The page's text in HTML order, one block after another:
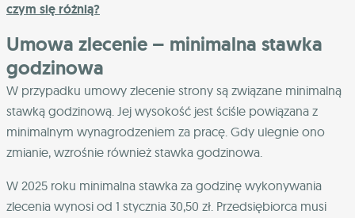
czym się różnią?
Umowa zlecenie – minimalna stawka
godzinowa
W przypadku umowy zlecenie strony są związane minimalną
stawką godzinową. Jej wysokość jest ściśle powiązana z
minimalnym wynagrodzeniem za pracę. Gdy ulegnie ono
zmianie, wzrośnie również stawka godzinowa.
W 2025 roku minimalna stawka za godzinę wykonywania
zlecenia wynosi od 1 stycznia 30,50 zł. Przedsiębiorca musi